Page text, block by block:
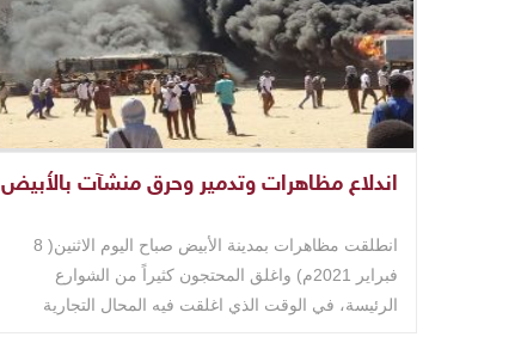
اندلاع مظاهرات وتدمير وحرق منشآت بالأُبيض
انطلقت مظاهرات بمدينة الأبيض صباح اليوم الاثنين( 8
فبراير 2021م) واغلق المحتجون كثيراً من الشوارع
الرئيسة، في الوقت الذي اغلقت فيه المحال التجارية